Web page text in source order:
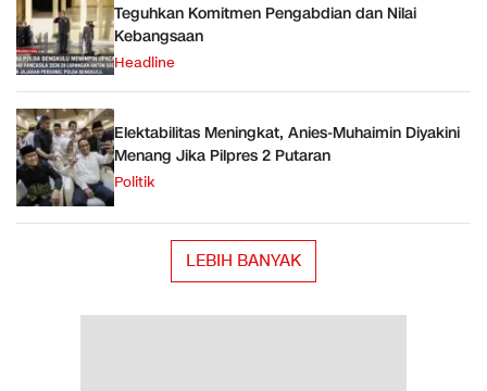
Teguhkan Komitmen Pengabdian dan Nilai
Kebangsaan
Headline
Elektabilitas Meningkat, Anies-Muhaimin Diyakini
Menang Jika Pilpres 2 Putaran
Politik
LEBIH BANYAK